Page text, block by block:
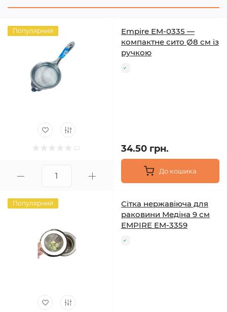
Популярний
Empire EM-0335 —
компактне сито Ø8 см із
ручкою
34.50 грн.
До кошика
Популярний
Сітка нержавіюча для
раковини Медіна 9 см
EMPIRE EM-3359